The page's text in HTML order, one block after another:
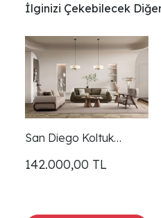
İlginizi Çekebilecek
San Diego Koltuk
142.000,00 TL